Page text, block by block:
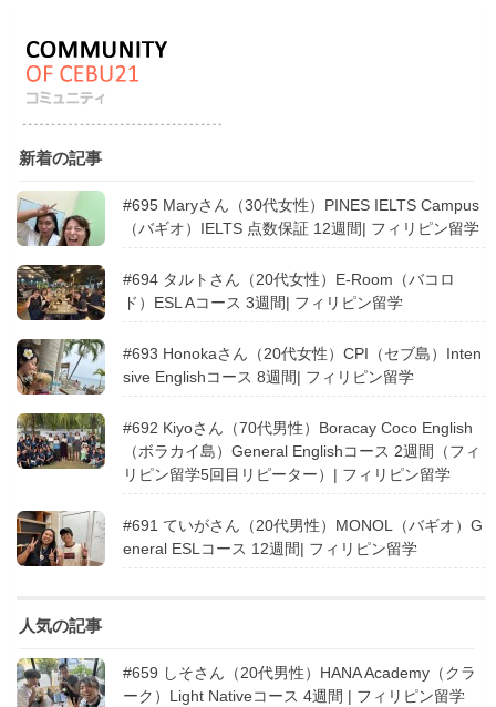
新着の記事
#695 Maryさん（30代女性）PINES IELTS Campus
（バギオ）IELTS 点数保証 12週間| フィリピン留学
#694 タルトさん（20代女性）E-Room（バコロ
ド）ESL Aコース 3週間| フィリピン留学
#693 Honokaさん（20代女性）CPI（セブ島）Inten
sive Englishコース 8週間| フィリピン留学
#692 Kiyoさん（70代男性）Boracay Coco English
（ボラカイ島）General Englishコース 2週間（フィ
リピン留学5回目リピーター）| フィリピン留学
#691 ていがさん（20代男性）MONOL（バギオ）G
eneral ESLコース 12週間| フィリピン留学
人気の記事
#659 しそさん（20代男性）HANA Academy（クラ
ーク）Light Nativeコース 4週間 | フィリピン留学